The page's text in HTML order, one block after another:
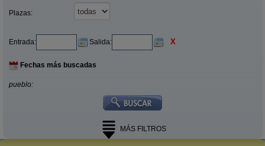
Plazas:
Entrada: Salida: X
Fechas más buscadas
pueblo:
MÁS FILTROS